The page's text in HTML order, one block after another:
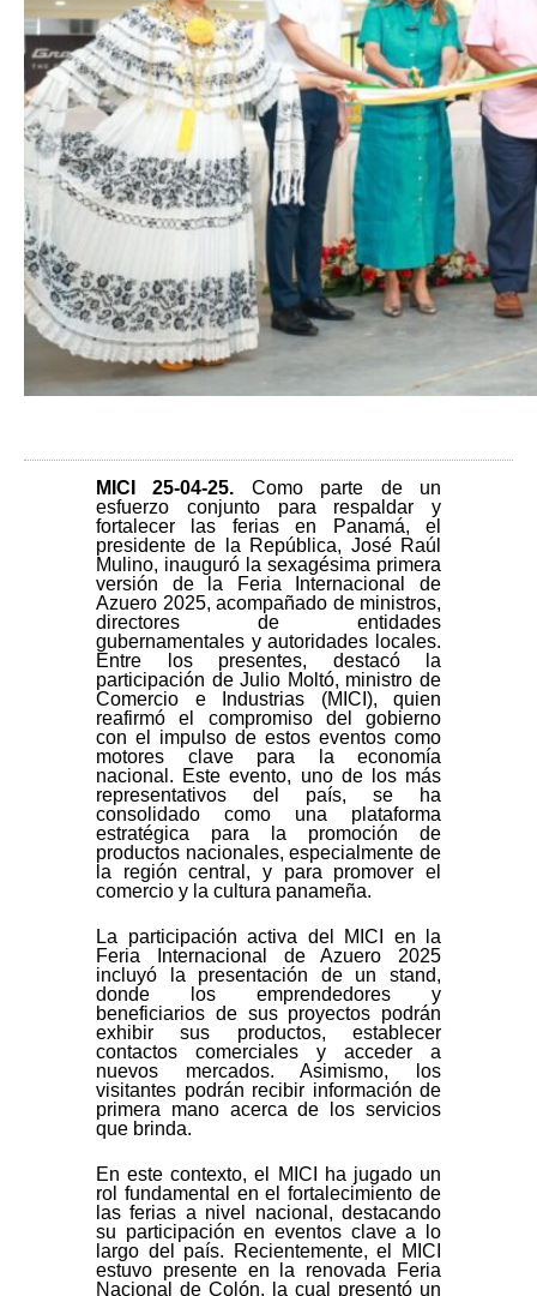
MICI 25-04-25. Como parte de un
esfuerzo conjunto para respaldar y
fortalecer las ferias en Panamá, el
presidente de la República, José Raúl
Mulino, inauguró la sexagésima primera
versión de la Feria Internacional de
Azuero 2025, acompañado de ministros,
directores de entidades
gubernamentales y autoridades locales.
Entre los presentes, destacó la
participación de Julio Moltó, ministro de
Comercio e Industrias (MICI), quien
reafirmó el compromiso del gobierno
con el impulso de estos eventos como
motores clave para la economía
nacional. Este evento, uno de los más
representativos del país, se ha
consolidado como una plataforma
estratégica para la promoción de
productos nacionales, especialmente de
la región central, y para promover el
comercio y la cultura panameña.
La participación activa del MICI en la
Feria Internacional de Azuero 2025
incluyó la presentación de un stand,
donde los emprendedores y
beneficiarios de sus proyectos podrán
exhibir sus productos, establecer
contactos comerciales y acceder a
nuevos mercados. Asimismo, los
visitantes podrán recibir información de
primera mano acerca de los servicios
que brinda.
En este contexto, el MICI ha jugado un
rol fundamental en el fortalecimiento de
las ferias a nivel nacional, destacando
su participación en eventos clave a lo
largo del país. Recientemente, el MICI
estuvo presente en la renovada Feria
Nacional de Colón, la cual presentó un